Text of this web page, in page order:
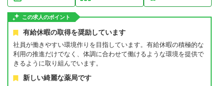
この求人のポイント
有給休暇の取得を奨励しています
社員が働きやすい環境作りを目指しています。有給休暇の積極的な
利用の推進だけでなく、体調に合わせて働けるような環境を提供で
きるように取り組んでいます。
新しい綺麗な薬局です